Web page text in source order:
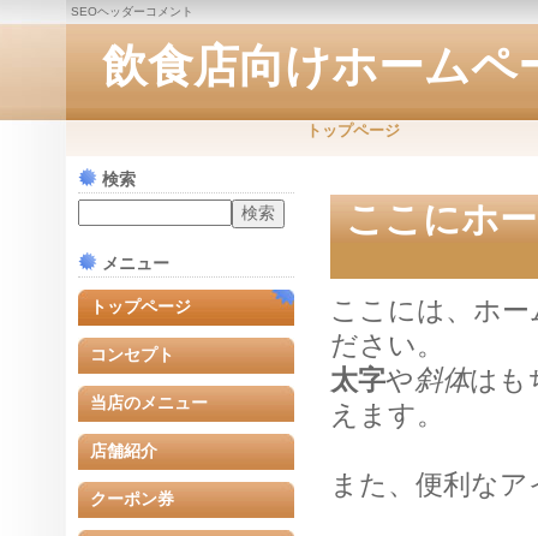
SEOヘッダーコメント
飲食店向けホーム
検索
メニュー
トップページ
コンセプト
当店のメニュー
店舗紹介
クーポン券
トップページ
ここにホ
ここには、ホ
ださい。
太字や斜体はも
えます。
また、便利な